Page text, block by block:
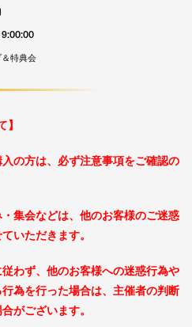
＆特典会
】
の方は、必ず注意事項をご確認の
集会などは、他のお客様のご迷惑
いただきます。
わず、他のお客様への迷惑行為や
為を行った場合は、主催者の判断
がございます。